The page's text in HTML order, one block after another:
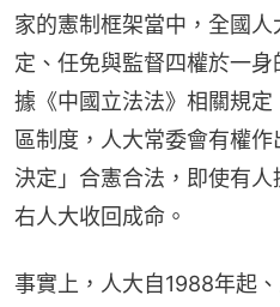
家的憲制框架當中，全國
定、任免與監督四權於一
據《中國立法法》相關規
區制度，人大常委會有權
決定」合憲合法，即使有
右人大收回成命。
事實上，人大自1988年起